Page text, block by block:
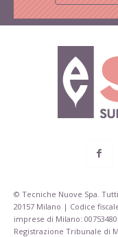
© Tecniche Nuove Spa.
20157 Milano | Codice
imprese di Milano:
Registrazione Tribunale di